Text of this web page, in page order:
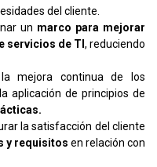
del cliente.
un marco para mejorar
servicios de TI , reduciendo
mejora continua de los
aplicación de principios de
la satisfacción del cliente
y requisitos en relación con